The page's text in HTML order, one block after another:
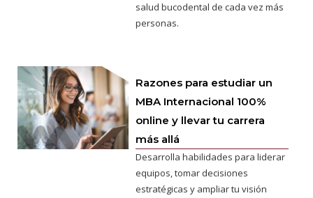
salud bucodental de cada vez más
personas.
Razones para estudiar un
MBA Internacional 100%
online y llevar tu carrera
más allá
Desarrolla habilidades para liderar
equipos, tomar decisiones
estratégicas y ampliar tu visión